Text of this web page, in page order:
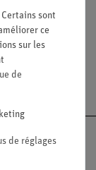
€.
sont
ce
sur les
de
de réglages